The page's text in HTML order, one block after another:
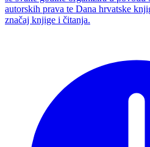
autorskih prava te Dana hrvatske
značaj knjige i čitanja.